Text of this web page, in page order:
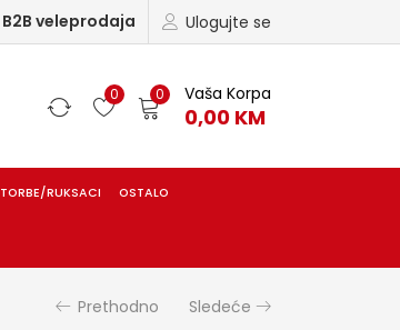
Ulogujte se
B2B veleprodaja
0 0 Vaša Korpa
0,00 KM
TORBE/RUKSACI OSTALO
Prethodno Sledeće